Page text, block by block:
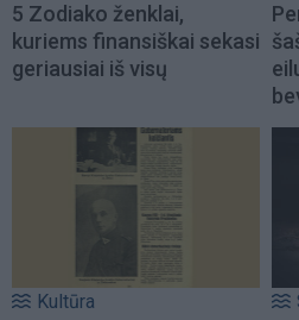
5 Zodiako ženklai,
kuriems finansiškai sekasi
geriausiai iš visų
Kultūra